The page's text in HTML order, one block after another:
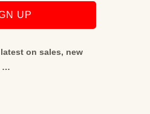
on sales, new
…